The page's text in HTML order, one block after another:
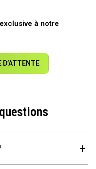
à notre
D’ATTENTE
+